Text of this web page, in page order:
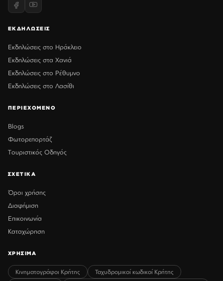
ΕΚΔΗΛΩΣΕΙΣ
Εκδηλώσεις στο Ηράκλειο
Εκδηλώσεις στα Χανιά
Εκδηλώσεις στο Ρέθυμνο
Εκδηλώσεις στο Λασίθι
ΠΕΡΙΕΧΟΜΕΝΟ
Blogs
Φωτορεπορτάζ
Τουριστικός Οδηγός
ΣΧΕΤΙΚΑ
Όροι χρήσης
Διαφήμιση
Επικοινωνία
Καταχώρηση
ΧΡΗΣΙΜΑ
Κινηματογράφοι Κρήτης
Ταχυδρομικοί κωδικοί Κρήτης